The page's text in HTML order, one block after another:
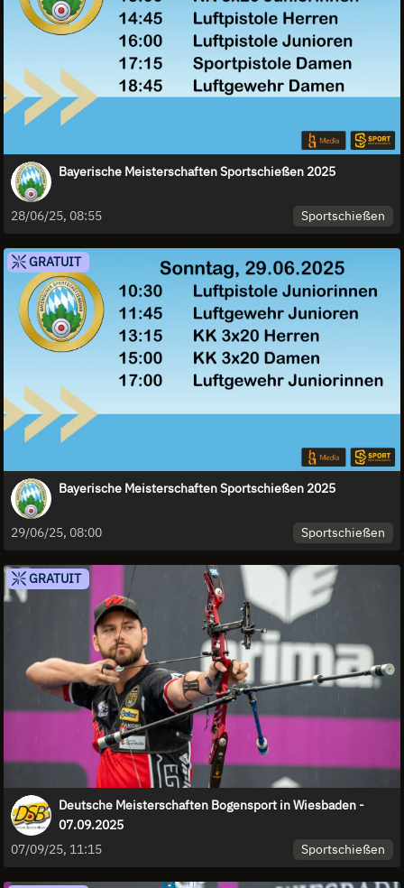
Bayerische Meisterschaften Sportschießen 2025
28/06/25, 08:55 Sportschießen
GRATUIT
Bayerische Meisterschaften Sportschießen 2025
29/06/25, 08:00 Sportschießen
GRATUIT
Deutsche Meisterschaften Bogensport in Wiesbaden -
07.09.2025
07/09/25, 11:15
Sportschießen